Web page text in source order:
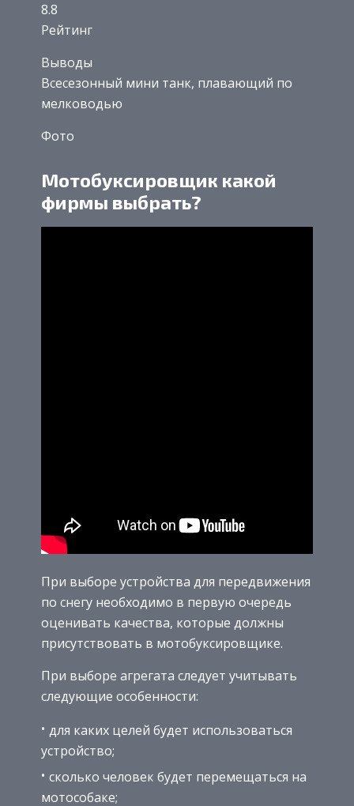
8.8
Рейтинг
Выводы
Всесезонный мини танк, плавающий по
мелководью
Фото
Мотобуксировщик какой
фирмы выбрать?
При выборе устройства для передвижения
по снегу необходимо в первую очередь
оценивать качества, которые должны
присутствовать в мотобуксировщике.
При выборе агрегата следует учитывать
следующие особенности:
для каких целей будет использоваться
устройство;
сколько человек будет перемещаться на
мотособаке;